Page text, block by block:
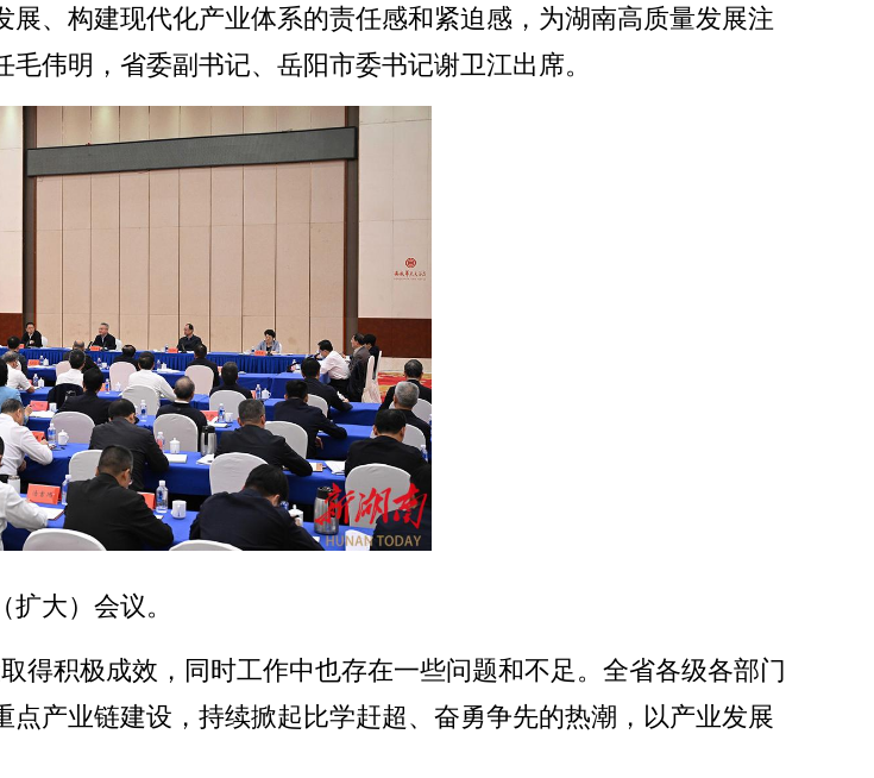
、构建现代化产业体系的责任感和紧迫感，为湖南高质量发展注
伟明，省委副书记、岳阳市委书记谢卫江出席。
大）会议。
得积极成效，同时工作中也存在一些问题和不足。全省各级各部门
产业链建设，持续掀起比学赶超、奋勇争先的热潮，以产业发展